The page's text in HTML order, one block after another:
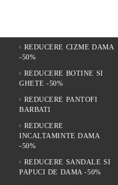
REDUCERE CIZME DAMA
-50%
REDUCERE BOTINE SI
GHETE -50%
REDUCERE PANTOFI
BARBATI
REDUCERE
INCALTAMINTE DAMA
-50%
REDUCERE SANDALE SI
PAPUCI DE DAMA -50%